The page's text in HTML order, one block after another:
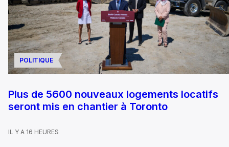
POLITIQUE
Plus de 5600 nouveaux logements locatifs
seront mis en chantier à Toronto
IL Y A 16 HEURES